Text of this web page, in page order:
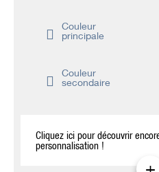
Couleur
principale
Couleur
secondaire
Cliquez ici pour découvrir
personnalisation !